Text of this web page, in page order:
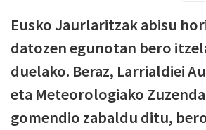
Eusko Jaurlaritzak abisu
datozen egunotan bero
duelako. Beraz, Larrialdiei
eta Meteorologiako
gomendio zabaldu ditu,